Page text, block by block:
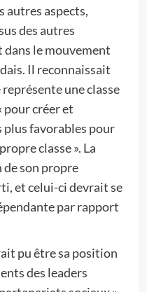
autres aspects,
des autres
le mouvement
Il reconnaissait
une classe
pour créer et
favorables pour
classe ». La
son propre
et celui-ci devrait se
par rapport
pu être sa position
des leaders